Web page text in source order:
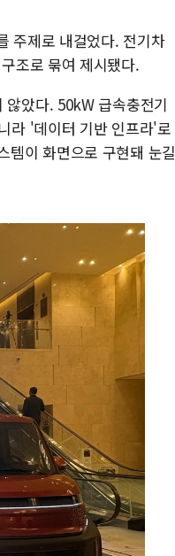
주제로 내걸었다. 전기차
조로 묶여 제시됐다.
았다. 50kW 급속충전기
라 '데이터 기반 인프라'로
템이 화면으로 구현돼 눈길